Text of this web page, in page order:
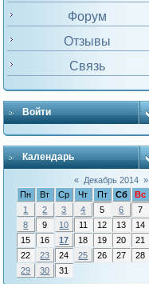
Форум
Отзывы
Связь
Войти
Календарь
« Декабрь 2014 »
Пн
Вт Ср Чт Пт Сб
Вс
1
2 3 4 5 6
7
8
9 10 11 12 13
14
15
16 17 18 19 20
21
22
23 24 25 26 27
28
29
30 31